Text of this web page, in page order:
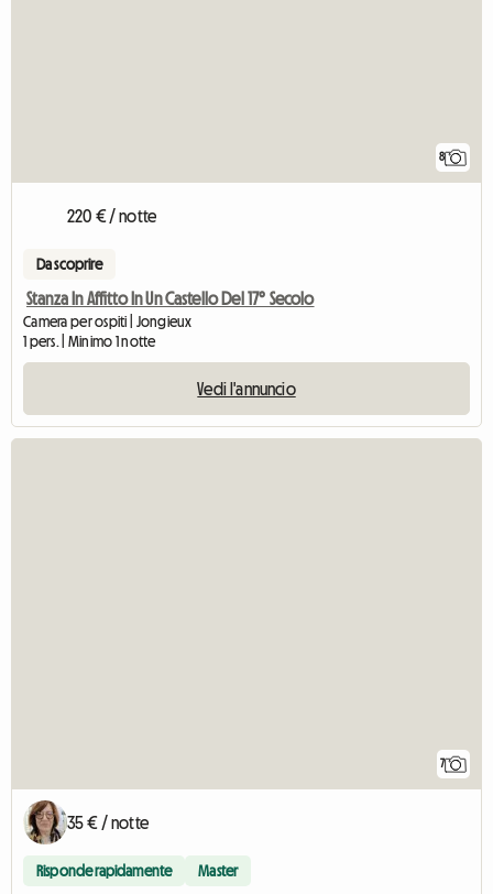
8
220 € / notte
Da scoprire
Stanza In Affitto In Un Castello Del 17° Secolo
Camera per ospiti | Jongieux
1 pers. | Minimo 1 notte
Vedi l'annuncio
7
35 € / notte
Risponde rapidamente Master